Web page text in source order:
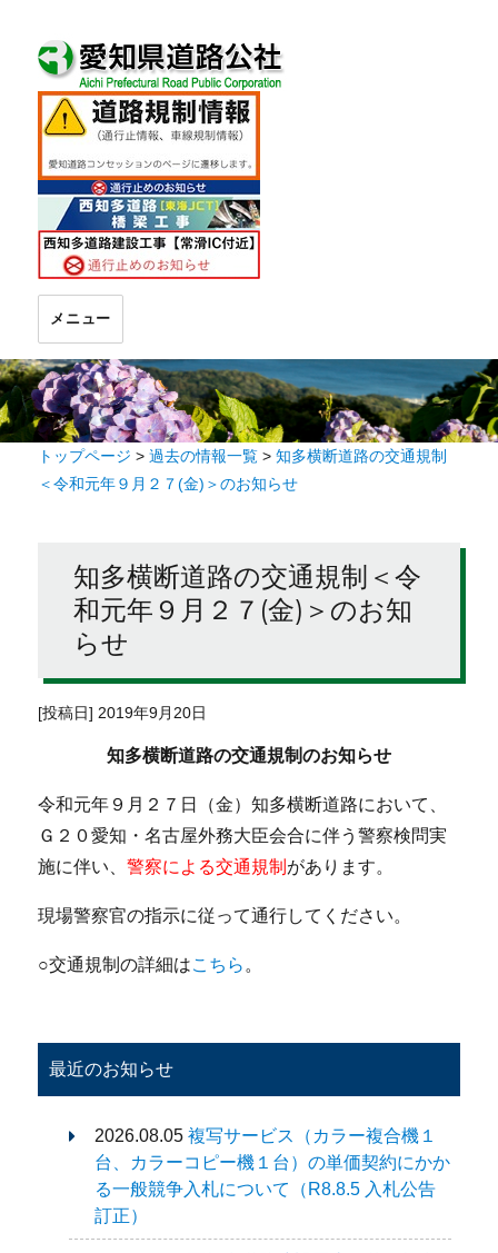
メニュー
トップページ >過去の情報一覧 >知多横断道路の交通規制
＜令和元年９月２７(金)＞のお知らせ
知多横断道路の交通規制＜令
和元年９月２７(金)＞のお知
らせ
[投稿日] 2019年9月20日
知多横断道路の交通規制のお知らせ
令和元年９月２７日（金）知多横断道路において、
Ｇ２０愛知・名古屋外務大臣会合に伴う警察検問実
施に伴い、警察による交通規制 があります。
現場警察官の指示に従って通行してください。
○交通規制の詳細はこちら。
最近のお知らせ
2026.08.05 複写サービス（カラー複合機１
台、カラーコピー機１台）の単価契約にかか
る一般競争入札について（R8.8.5 入札公告
訂正）